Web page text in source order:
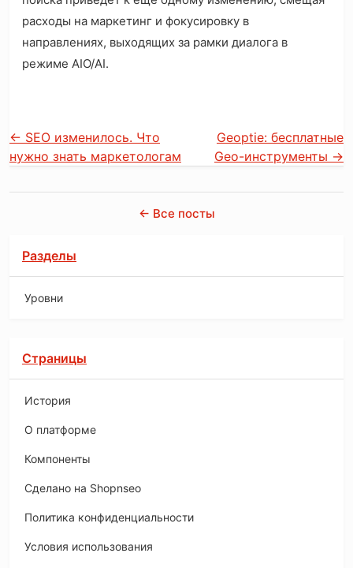
расходы на маркетинг и фокусировку в
направлениях, выходящих за рамки диалога в
режиме AIO/AI.
← SEO изменилось. Что
нужно знать маркетологам
Geoptie: бесплатные
Geo-инструменты →
← Все посты
Разделы
Уровни
Страницы
История
O платформе
Компоненты
Сделано на Shopnseo
Политика конфиденциальности
Условия использования